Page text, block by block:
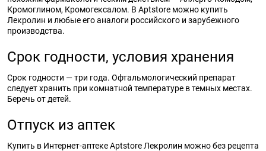
Кромоглином, Кромогексалом. В Aptstore можно купить
Лекролин и любые его аналоги российского и зарубежного
производства.
Срок годности, условия хранения
Срок годности — три года. Офтальмологический препарат
следует хранить при комнатной температуре в темных местах.
Беречь от детей.
Отпуск из аптек
Купить в Интернет-аптеке Aptstore Лекролин можно без рецепта